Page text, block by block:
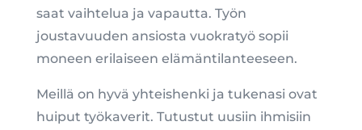
saat vaihtelua ja vapautta. Työn
joustavuuden ansiosta vuokratyö sopii
moneen erilaiseen elämäntilanteeseen.
Meillä on hyvä yhteishenki ja tukenasi ovat
huiput työkaverit. Tutustut uusiin ihmisiin